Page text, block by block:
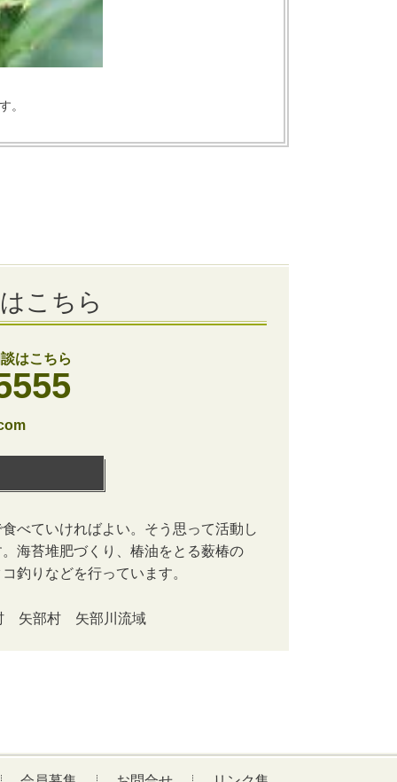
。
こちら
はこちら
べていければよい。そう思って活動し
海苔堆肥づくり、椿油をとる薮椿の
釣りなどを行っています。
矢部村 矢部川流域